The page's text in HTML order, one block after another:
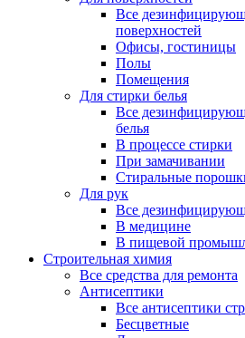
Все
поверхностей
Офисы, гостиницы
Полы
Помещения
Для стирки белья
Все
белья
В процессе стирки
При замачивании
Стиральные
Для рук
Все
В медицине
В пищевой
Строительная химия
Все средства для ремонта
Антисептики
Все антисептики
Бесцветные